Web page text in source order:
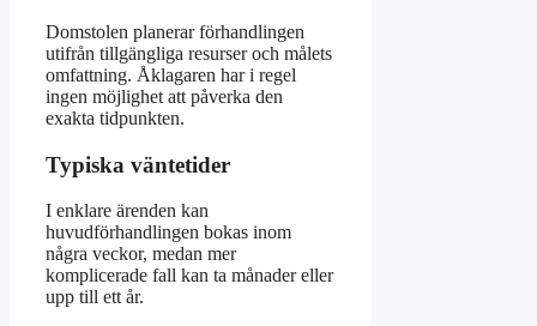
Domstolen planerar förhandlingen
utifrån tillgängliga resurser och målets
omfattning. Åklagaren har i regel
ingen möjlighet att påverka den
exakta tidpunkten.
Typiska väntetider
I enklare ärenden kan
huvudförhandlingen bokas inom
några veckor, medan mer
komplicerade fall kan ta månader eller
upp till ett år.